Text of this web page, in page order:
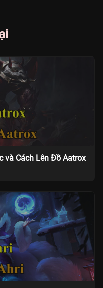
và Cách Lên Đồ Aatrox